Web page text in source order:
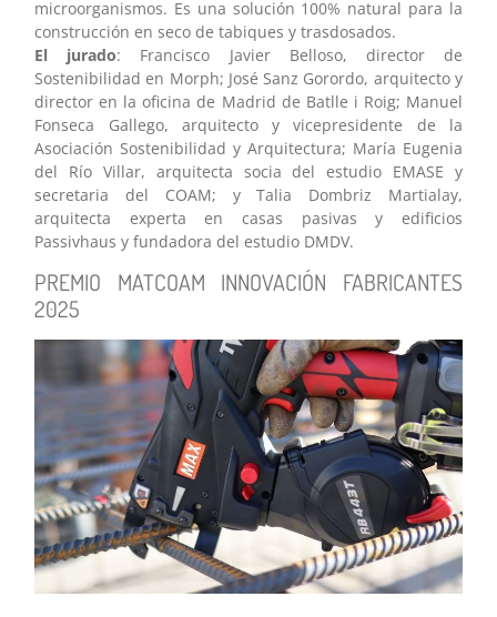
microorganismos. Es una solución 100% natural para la
construcción en seco de tabiques y trasdosados.
El jurado: Francisco Javier Belloso, director de
Sostenibilidad en Morph; José Sanz Gorordo, arquitecto y
director en la oficina de Madrid de Batlle i Roig; Manuel
Fonseca Gallego, arquitecto y vicepresidente de la
Asociación Sostenibilidad y Arquitectura; María Eugenia
del Río Villar, arquitecta socia del estudio EMASE y
secretaria del COAM; y Talia Dombriz Martialay,
arquitecta experta en casas pasivas y edificios
Passivhaus y fundadora del estudio DMDV.
PREMIO MATCOAM INNOVACIÓN FABRICANTES
2025